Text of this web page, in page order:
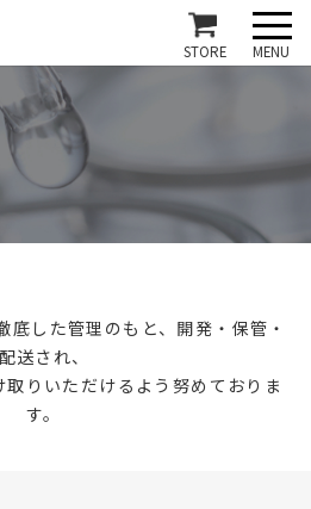
STORE MENU
した管理のもと、開発・保管・
配送され、
りいただけるよう努めておりま
す。